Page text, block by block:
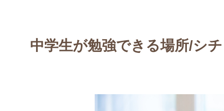
中学生が勉強できる場所/シ